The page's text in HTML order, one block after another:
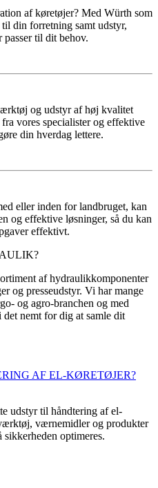
af køretøjer? Med Würth som
din forretning samt udstyr,
til dit behov.
og udstyr af høj kvalitet
vores specialister og effektive
din hverdag lettere.
eller inden for landbruget, kan
og effektive løsninger, så du kan
effektivt.
af hydraulikkomponenter
og presseudstyr. Vi har mange
og agro-branchen og med
nemt for dig at samle dit
udstyr til håndtering af el-
værnemidler og produkter
sikkerheden optimeres.